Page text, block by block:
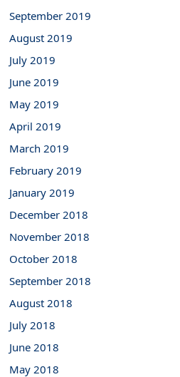
September 2019
August 2019
July 2019
June 2019
May 2019
April 2019
March 2019
February 2019
January 2019
December 2018
November 2018
October 2018
September 2018
August 2018
July 2018
June 2018
May 2018